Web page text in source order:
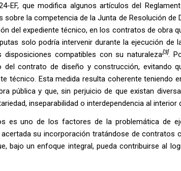
EF, que modifica algunos artículos del
la competencia de la Junta de Resolución de
del expediente técnico, en los contratos de obra
solo podría intervenir durante la ejecución de
compatibles con su naturaleza[3].
contrato de diseño y construcción, evitando
técnico. Esta medida resulta coherente teniendo
pública y que, sin perjuicio de que existan
inseparabilidad o interdependencia al interior
es uno de los factores de la problemática de
acertada su incorporación tratándose de contratos
bajo un enfoque integral, pueda contribuirse al